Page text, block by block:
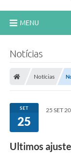
MENU
Turismo
Transparência
1DOC
Notícias
Notícias
SET
25
25 SET
Ultimos